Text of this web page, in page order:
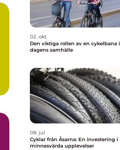
02. okt
Den viktiga rollen av en cykelbana i
dagens samhälle
08. jul
Cyklar från Åsarna: En investering i
minnesvärda upplevelser